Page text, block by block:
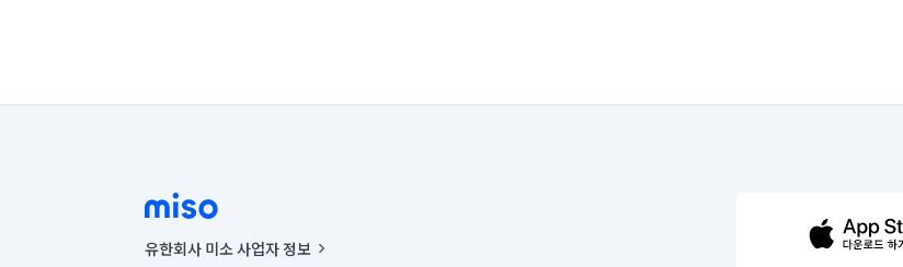
유한회사 미소 사업자 정보